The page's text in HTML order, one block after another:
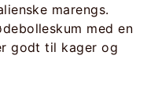
marengs.
med en
godt til kager og